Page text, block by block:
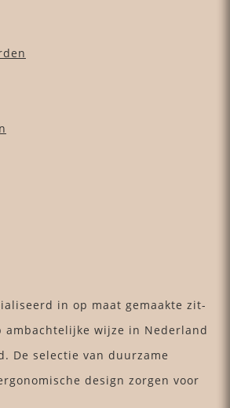
in op maat gemaakte zit-
ambachtelijke wijze in Nederland
De selectie van duurzame
design zorgen voor